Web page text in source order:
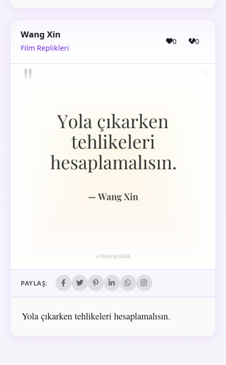
Wang Xin
Film Replikleri
0 0
PAYLAŞ:
Yola çıkarken tehlikeleri hesaplamalısın.